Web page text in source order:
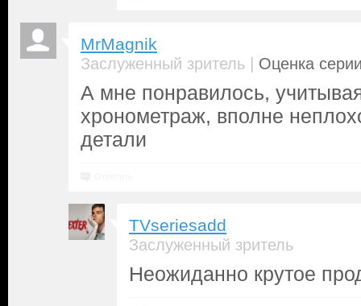
MrMagnik
Заслуженный зритель | Оценка
А мне понравилось,
хронометраж, вполне
детали
TVseriesadd
Заслуженный зритель
Неожиданно крутое